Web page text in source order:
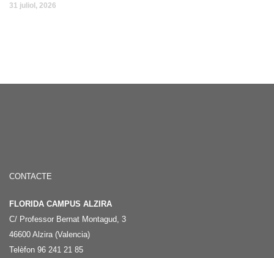
31 juliol, 2026
CONTACTE
FLORIDA CAMPUS ALZIRA
C/ Professor Bernat Montagud, 3
46600 Alzira (Valencia)
Telèfon 96 241 21 85